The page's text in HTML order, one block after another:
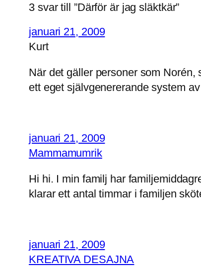
3 svar till ”Därför är jag släktkär”
januari 21, 2009
Kurt
När det gäller personer som
ett eget självgenererande system
januari 21, 2009
Mammamumrik
Hi hi. I min familj har
klarar ett antal timmar i familjen
januari 21, 2009
KREATIVA DESAJNA